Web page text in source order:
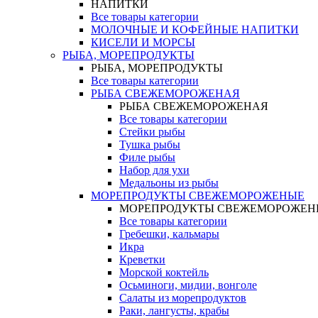
НАПИТКИ
Все товары категории
МОЛОЧНЫЕ И КОФЕЙНЫЕ НАПИТКИ
КИСЕЛИ И МОРСЫ
РЫБА, МОРЕПРОДУКТЫ
РЫБА, МОРЕПРОДУКТЫ
Все товары категории
РЫБА СВЕЖЕМОРОЖЕНАЯ
РЫБА СВЕЖЕМОРОЖЕНАЯ
Все товары категории
Стейки рыбы
Тушка рыбы
Филе рыбы
Набор для ухи
Медальоны из рыбы
МОРЕПРОДУКТЫ СВЕЖЕМОРОЖЕНЫЕ
МОРЕПРОДУКТЫ
Все товары категории
Гребешки, кальмары
Икра
Креветки
Морской коктейль
Осьминоги, мидии, вонголе
Салаты из морепродуктов
Раки, лангусты, крабы